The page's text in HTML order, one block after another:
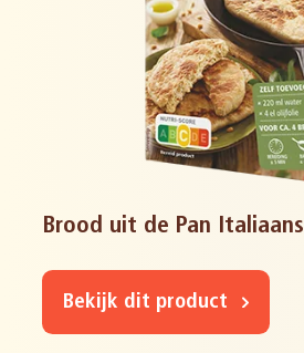
Brood uit de Pan Italiaans
Bekijk dit product